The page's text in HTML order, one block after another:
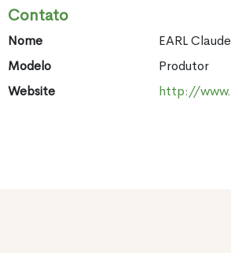
Contato
Nome
EARL
Modelo
Produtor
Website
http://